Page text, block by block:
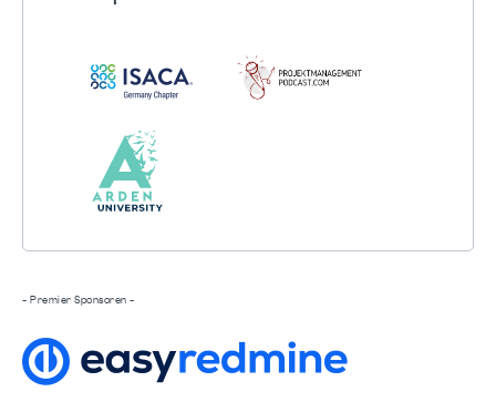
- Premier Sponsoren -